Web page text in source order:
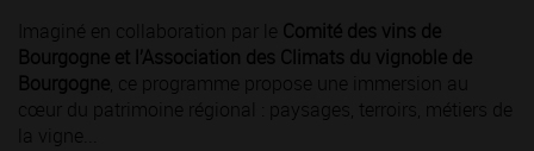
Imaginé en collaboration par le Comité des vins de
Bourgogne et l’Association des Climats du vignoble de
Bourgogne , ce programme propose une immersion au
cœur du patrimoine régional : paysages, terroirs, métiers de
la vigne...